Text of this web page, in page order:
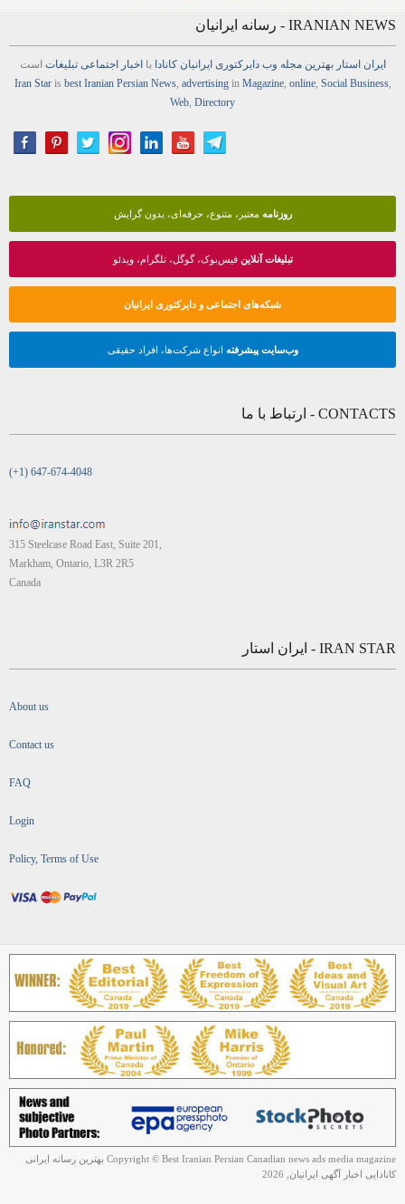
IRANIAN NEWS - رسانه ایرانیان
ایران استار بهترین مجله وب دایرکتوری ایرانیان کانادا بااخبار اجتماعی تبلیغات است
Iran Staris best Iranian Persian News, advertisingin Magazine, online, Social Business,
Web Directory
روزنامه معتبر، متنوع، حرفه‌ای، بدون گرایش
تبلیغات آنلاینفیس‌بوک، گوگل، تلگرام، ویدئو
شبکه‌های اجتماعی و دایرکتوری ایرانیان
وب‌سایت پیشرفته انواع شرکت‌ها، افراد حقیقی
CONTACTS - ارتباط با ما
(+1) 647-674-4048
315 Steelcase Road East, Suite 201,
Markham, Ontario, L3R 2R5
Canada
IRAN STAR - ایران استار
About us
Contact us
FAQ
Login
Policy, Terms of Use
Copyright © Best Iranian Persian Canadian news ads media magazine بهترین رسانه ایرانی
کانادایی اخبار آگهی ایرانیان, 2026